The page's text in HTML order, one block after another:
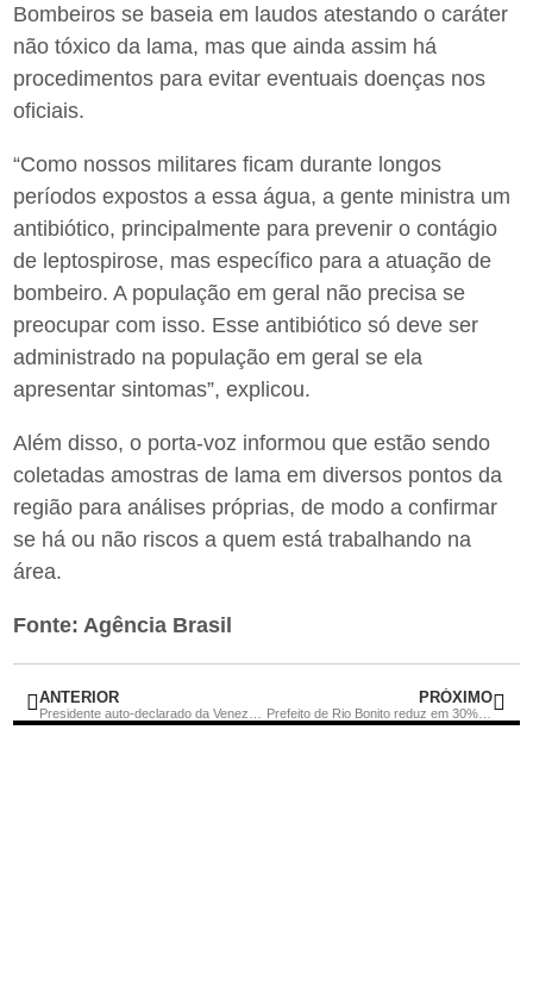
Bombeiros se baseia em laudos atestando o caráter
não tóxico da lama, mas que ainda assim há
procedimentos para evitar eventuais doenças nos
oficiais.
“Como nossos militares ficam durante longos
períodos expostos a essa água, a gente ministra um
antibiótico, principalmente para prevenir o contágio
de leptospirose, mas específico para a atuação de
bombeiro. A população em geral não precisa se
preocupar com isso. Esse antibiótico só deve ser
administrado na população em geral se ela
apresentar sintomas”, explicou.
Além disso, o porta-voz informou que estão sendo
coletadas amostras de lama em diversos pontos da
região para análises próprias, de modo a confirmar
se há ou não riscos a quem está trabalhando na
área.
Fonte: Agência Brasil
ANTERIOR PRÓXIMO
Prefeito de Rio Bonito reduz em 30% o número de secretarias com objetivo de conter gastos